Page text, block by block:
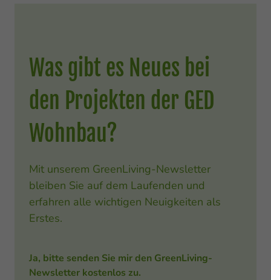
Was gibt es Neues bei
den Projekten der GED
Wohnbau?
Mit unserem GreenLiving-Newsletter
bleiben Sie auf dem Laufenden und
erfahren alle wichtigen Neuigkeiten als
Erstes.
Ja, bitte senden Sie mir den GreenLiving-
Newsletter kostenlos zu.